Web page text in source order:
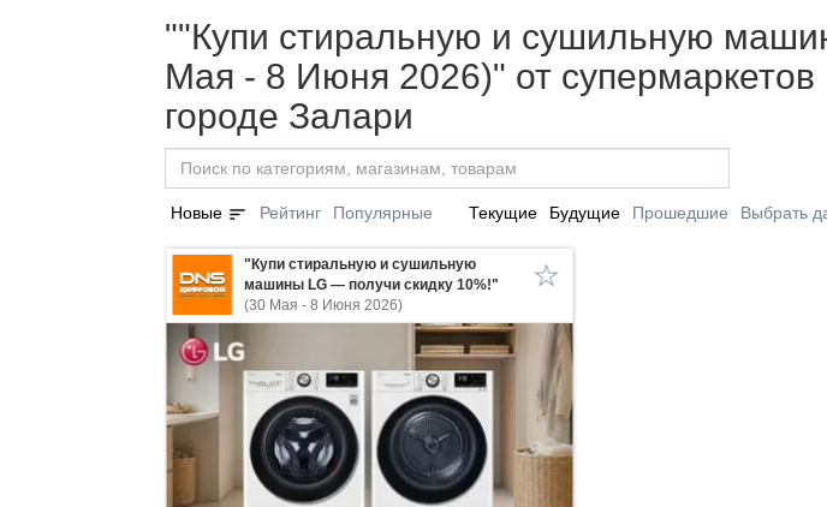
""Купи стиральную и сушильную
Мая - 8 Июня 2026)" от
городе Залари
Новые sort Рейтинг Популярные Текущие Будущие Прошедшие Выбрать
"Купи стиральную и сушильную
машины LG — получи скидку 10%!"
(30 Мая - 8 Июня 2026)